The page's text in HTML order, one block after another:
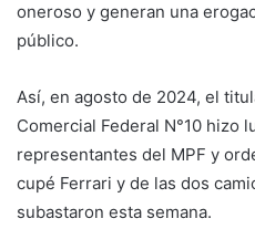
oneroso y generan una
público.
Así, en agosto de 2024, el
Comercial Federal N°10 hizo
representantes del MPF y
cupé Ferrari y de las dos
subastaron esta semana.